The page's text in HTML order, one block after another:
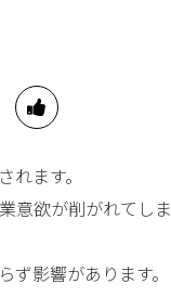
れます。
欲が削がれてし
ず影響があります。